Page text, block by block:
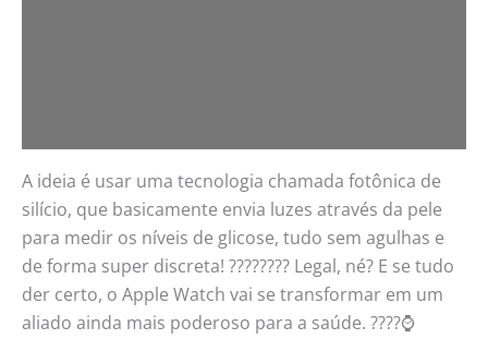
A ideia é usar uma tecnologia chamada fotônica de
silício, que basicamente envia luzes através da pele
para medir os níveis de glicose, tudo sem agulhas e
de forma super discreta! ???????? Legal, né? E se tudo
der certo, o Apple Watch vai se transformar em um
aliado ainda mais poderoso para a saúde. ????⌚